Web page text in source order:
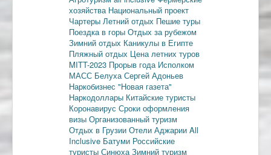
хозяйства Национальный проект
Чартеры Летний отдых Пешие туры
Поездка в горы Отдых за рубежом
Зимний отдых Каникулы в Египте
Пляжный отдых Цена летних туров
MITT-2023 Прорыв года Исполком
МАСС БелухаСергей Адоньев
Наркобизнес "Новая газета"
Наркодоллары Китайские туристы
Коронавирус Сроки оформления
визы Организованный туризм
Отдых в Грузии Отели Аджарии All
Inclusive Батуми Российские
туристы СинюхаЗимний туризм